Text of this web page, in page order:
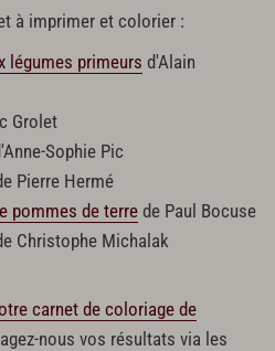
à imprimer et colorier :
légumes primeurs d'Alain
Grolet
Sophie Pic
Pierre Hermé
pommes de terre de Paul Bocuse
Christophe Michalak
carnet de coloriage de
nous vos résultats via les